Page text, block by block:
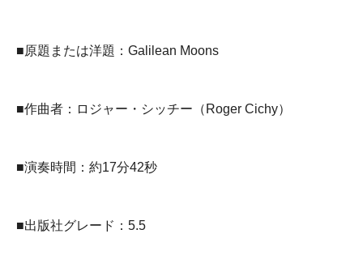
■原題または洋題：Galilean Moons
■作曲者：ロジャー・シッチー（Roger Cichy）
■演奏時間：約17分42秒
■出版社グレード：5.5